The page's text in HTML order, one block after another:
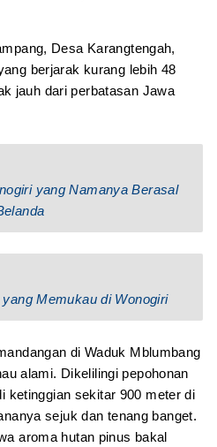
Desa Karangtengah,
berjarak kurang lebih 48
jauh dari perbatasan Jawa
yang Namanya Berasal
Memukau di Wonogiri
di Waduk Mblumbang
alami. Dikelilingi pepohonan
ketinggian sekitar 900 meter di
sejuk dan tenang banget.
aroma hutan pinus bakal